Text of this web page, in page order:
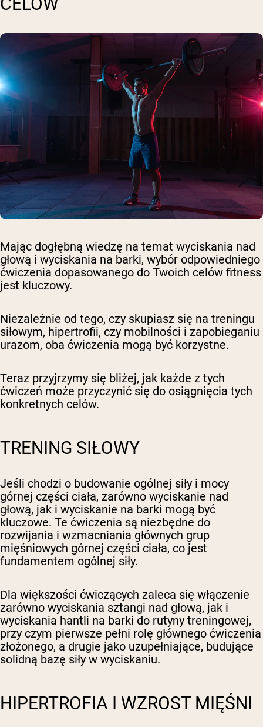
Mając dogłębną wiedzę na temat wyciskania nad
głową i wyciskania na barki, wybór odpowiedniego
ćwiczenia dopasowanego do Twoich celów fitness
jest kluczowy.
Niezależnie od tego, czy skupiasz się na treningu
siłowym, hipertrofii, czy mobilności i zapobieganiu
urazom, oba ćwiczenia mogą być korzystne.
Teraz przyjrzymy się bliżej, jak każde z tych
ćwiczeń może przyczynić się do osiągnięcia tych
konkretnych celów.
TRENING SIŁOWY
Jeśli chodzi o budowanie ogólnej siły i mocy
górnej części ciała, zarówno wyciskanie nad
głową, jak i wyciskanie na barki mogą być
kluczowe. Te ćwiczenia są niezbędne do
rozwijania i wzmacniania głównych grup
mięśniowych górnej części ciała, co jest
fundamentem ogólnej siły.
Dla większości ćwiczących zaleca się włączenie
zarówno wyciskania sztangi nad głową, jak i
wyciskania hantli na barki do rutyny treningowej,
przy czym pierwsze pełni rolę głównego ćwiczenia
złożonego, a drugie jako uzupełniające, budujące
solidną bazę siły w wyciskaniu.
HIPERTROFIA I WZROST MIĘŚNI